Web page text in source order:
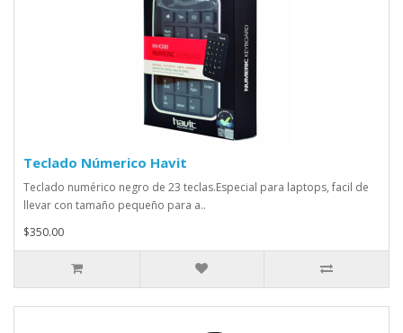
Teclado Númerico Havit
Teclado numérico negro de 23 teclas.Especial para laptops, facil de
llevar con tamaño pequeño para a..
$350.00